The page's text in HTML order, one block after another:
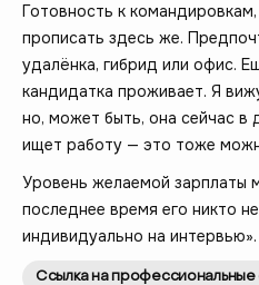
Готовность к
прописать здесь же.
удалёнка, гибрид или офис.
кандидатка проживает. Я
но, может быть, она сейчас в
ищет работу — это тоже
Уровень желаемой зарплаты
последнее время его никто
индивидуально на интервью».
Ссылка на профессиональные